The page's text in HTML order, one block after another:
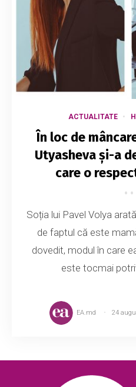
ACTUALITATE
În loc de
Utyasheva și-a
care o
Soția lui Pavel Volya
de faptul că este
dovedit, modul în care
este tocmai
EA.md 24